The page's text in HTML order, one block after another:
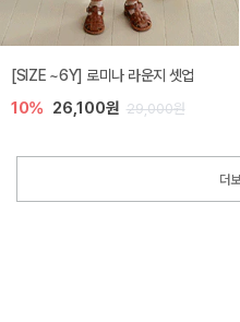
[SIZE ~6Y] 로미나 라운지 셋업
10% 26,100원 29,000원
더